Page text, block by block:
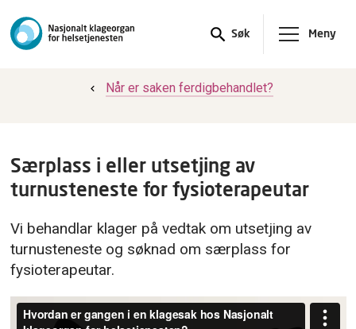
Søk Meny
Når er saken ferdigbehandlet?
Særplass i eller utsetjing av
turnusteneste for fysioterapeutar
Vi behandlar klager på vedtak om utsetjing av
turnusteneste og søknad om særplass for
fysioterapeutar.